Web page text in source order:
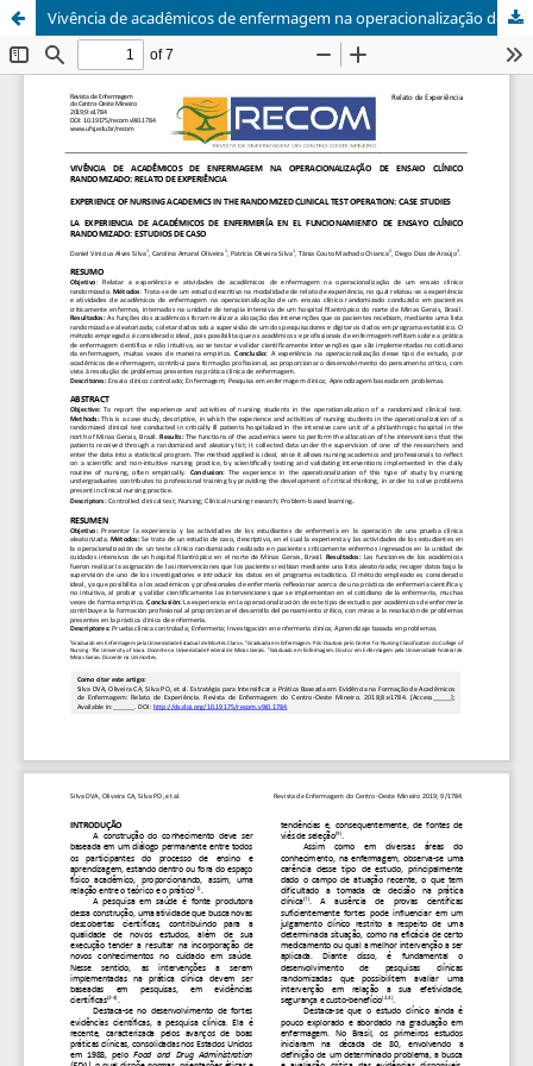
Vivência de acadêmicos de enfermagem na operacionalização de ensaio clínico randomizado: relato de experiência